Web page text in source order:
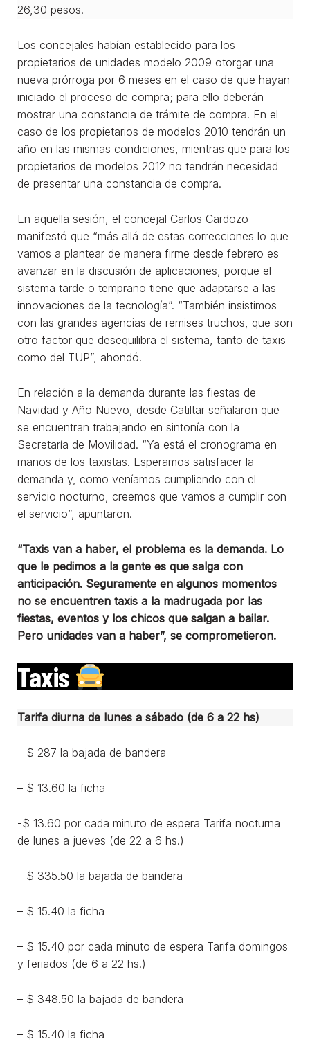
26,30 pesos.
Los concejales habían establecido para los
propietarios de unidades modelo 2009 otorgar una
nueva prórroga por 6 meses en el caso de que hayan
iniciado el proceso de compra; para ello deberán
mostrar una constancia de trámite de compra. En el
caso de los propietarios de modelos 2010 tendrán un
año en las mismas condiciones, mientras que para los
propietarios de modelos 2012 no tendrán necesidad
de presentar una constancia de compra.
En aquella sesión, el concejal Carlos Cardozo
manifestó que “más allá de estas correcciones lo que
vamos a plantear de manera firme desde febrero es
avanzar en la discusión de aplicaciones, porque el
sistema tarde o temprano tiene que adaptarse a las
innovaciones de la tecnología”. “También insistimos
con las grandes agencias de remises truchos, que son
otro factor que desequilibra el sistema, tanto de taxis
como del TUP”, ahondó.
En relación a la demanda durante las fiestas de
Navidad y Año Nuevo, desde Catiltar señalaron que
se encuentran trabajando en sintonía con la
Secretaría de Movilidad. “Ya está el cronograma en
manos de los taxistas. Esperamos satisfacer la
demanda y, como veníamos cumpliendo con el
servicio nocturno, creemos que vamos a cumplir con
el servicio”, apuntaron.
“Taxis van a haber, el problema es la demanda. Lo
que le pedimos a la gente es que salga con
anticipación. Seguramente en algunos momentos
no se encuentren taxis a la madrugada por las
fiestas, eventos y los chicos que salgan a bailar.
Pero unidades van a haber”, se comprometieron.
Taxis
Tarifa diurna de lunes a sábado (de 6 a 22 hs)
– $ 287 la bajada de bandera
– $ 13.60 la ficha
-$ 13.60 por cada minuto de espera Tarifa nocturna
de lunes a jueves (de 22 a 6 hs.)
– $ 335.50 la bajada de bandera
– $ 15.40 la ficha
– $ 15.40 por cada minuto de espera Tarifa domingos
y feriados (de 6 a 22 hs.)
– $ 348.50 la bajada de bandera
– $ 15.40 la ficha